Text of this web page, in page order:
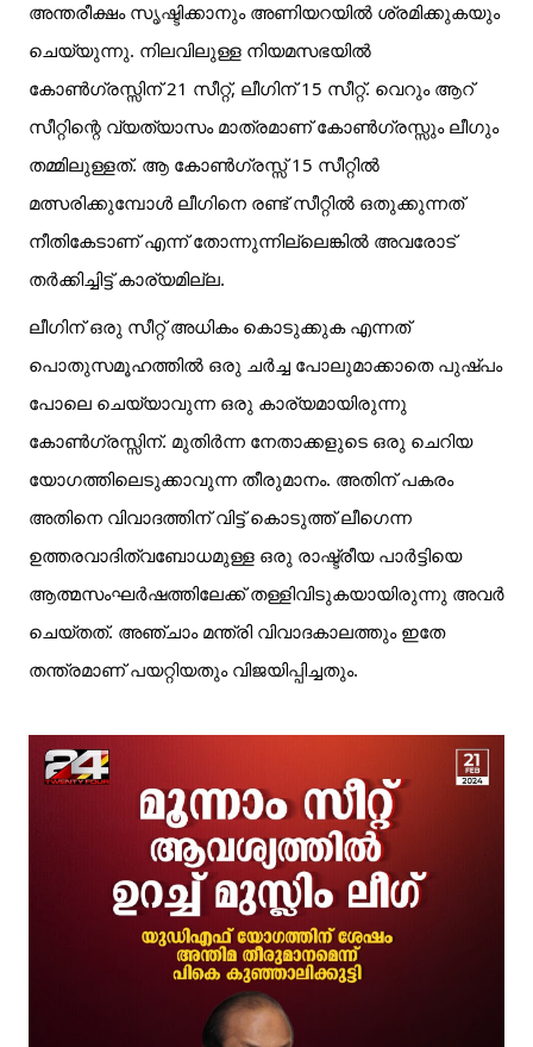
അന്തരീക്ഷം സൃഷ്ടിക്കാനും അണിയറയിൽ ശ്രമിക്കുകയും
ചെയ്യുന്നു. നിലവിലുള്ള നിയമസഭയിൽ
കോൺഗ്രസ്സിന് 21 സീറ്റ്, ലീഗിന് 15 സീറ്റ്. വെറും ആറ്
സീറ്റിന്റെ വ്യത്യാസം മാത്രമാണ് കോൺഗ്രസ്സും ലീഗും
തമ്മിലുള്ളത്. ആ കോൺഗ്രസ്സ് 15 സീറ്റിൽ
മത്സരിക്കുമ്പോൾ ലീഗിനെ രണ്ട് സീറ്റിൽ ഒതുക്കുന്നത്
നീതികേടാണ് എന്ന് തോന്നുന്നില്ലെങ്കിൽ അവരോട്
തർക്കിച്ചിട്ട് കാര്യമില്ല.
ലീഗിന് ഒരു സീറ്റ് അധികം കൊടുക്കുക എന്നത്
പൊതുസമൂഹത്തിൽ ഒരു ചർച്ച പോലുമാക്കാതെ പുഷ്പം
പോലെ ചെയ്യാവുന്ന ഒരു കാര്യമായിരുന്നു
കോൺഗ്രസ്സിന്. മുതിർന്ന നേതാക്കളുടെ ഒരു ചെറിയ
യോഗത്തിലെടുക്കാവുന്ന തീരുമാനം. അതിന് പകരം
അതിനെ വിവാദത്തിന് വിട്ട് കൊടുത്ത് ലീഗെന്ന
ഉത്തരവാദിത്വബോധമുള്ള ഒരു രാഷ്ട്രീയ പാർട്ടിയെ
ആത്മസംഘർഷത്തിലേക്ക് തള്ളിവിടുകയായിരുന്നു അവർ
ചെയ്തത്. അഞ്ചാം മന്ത്രി വിവാദകാലത്തും ഇതേ
തന്ത്രമാണ് പയറ്റിയതും വിജയിപ്പിച്ചതും.